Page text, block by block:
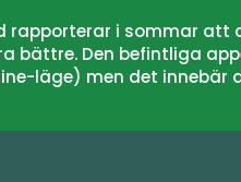
rapporterar i sommar att
bättre. Den befintliga
läge) men det innebär